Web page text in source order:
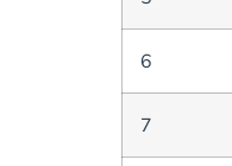
6
7